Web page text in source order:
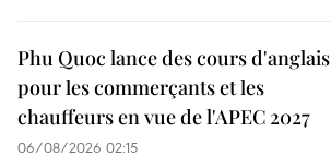
Phu Quoc lance des cours d'anglais
pour les commerçants et les
chauffeurs en vue de l'APEC 2027
06/08/2026 02:15